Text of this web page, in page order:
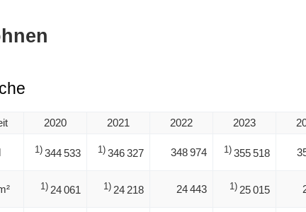
2020 2021 2022 2023
1) 344 533 1) 346 327 348 974 1) 355 518
1) 24 061 1) 24 218 24 443 1) 25 015